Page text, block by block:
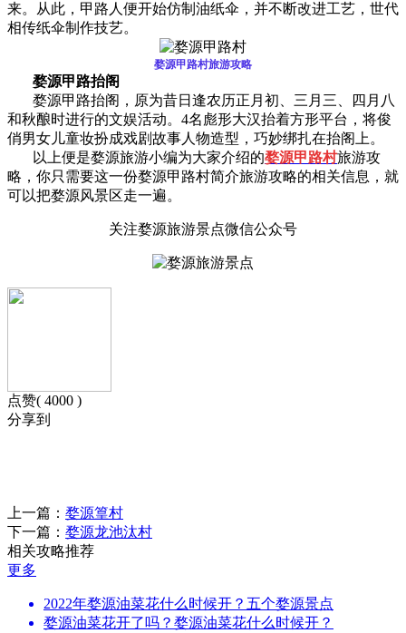
来。从此，甲路人便开始仿制油纸伞，并不断改进工艺，世代
相传纸伞制作技艺。
婺源甲路村旅游攻略
婺源甲路抬阁
婺源甲路抬阁，原为昔日逢农历正月初、三月三、四月八
和秋酿时进行的文娱活动。4名彪形大汉抬着方形平台，将俊
俏男女儿童妆扮成戏剧故事人物造型，巧妙绑扎在抬阁上。
以上便是婺源旅游小编为大家介绍的婺源甲路村旅游攻
略，你只需要这一份婺源甲路村简介旅游攻略的相关信息，就
可以把婺源风景区走一遍。
关注婺源旅游景点微信公众号
点赞( 4000 )
分享到
上一篇： 婺源篁村
下一篇： 婺源龙池汰村
相关攻略推荐
更多
2022年婺源油菜花什么时候开？五个婺源景点
婺源油菜花开了吗？婺源油菜花什么时候开？